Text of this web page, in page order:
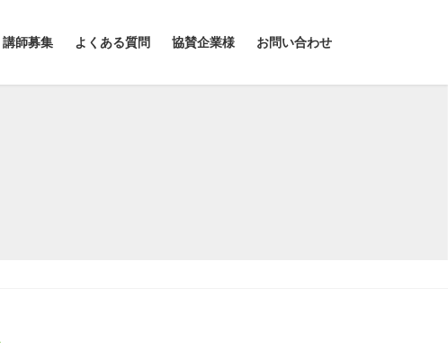
講師募集 よくある質問 協賛企業様 お問い合わせ